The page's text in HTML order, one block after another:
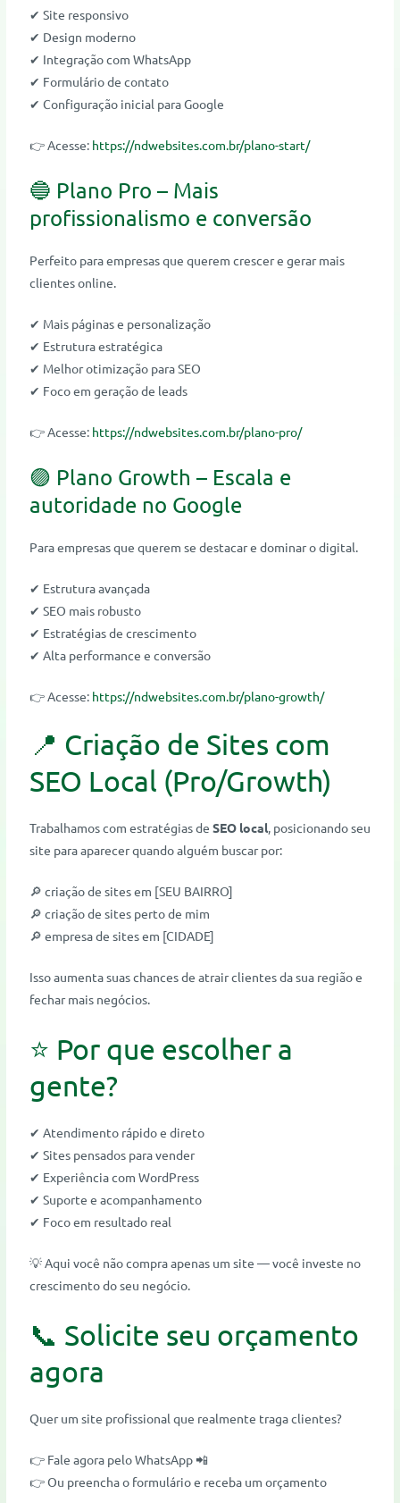
✔ Site responsivo
✔ Design moderno
✔ Integração com WhatsApp
✔ Formulário de contato
✔ Configuração inicial para Google
👉 Acesse: https://ndwebsites.com.br/plano-start/
🔵 Plano Pro – Mais
profissionalismo e conversão
Perfeito para empresas que querem crescer e gerar mais
clientes online.
✔ Mais páginas e personalização
✔ Estrutura estratégica
✔ Melhor otimização para SEO
✔ Foco em geração de leads
👉 Acesse: https://ndwebsites.com.br/plano-pro/
🟣 Plano Growth – Escala e
autoridade no Google
Para empresas que querem se destacar e dominar o digital.
✔ Estrutura avançada
✔ SEO mais robusto
✔ Estratégias de crescimento
✔ Alta performance e conversão
👉 Acesse: https://ndwebsites.com.br/plano-growth/
📍 Criação de Sites com
SEO Local (Pro/Growth)
Trabalhamos com estratégias de SEO local, posicionando seu
site para aparecer quando alguém buscar por:
🔎 criação de sites em [SEU BAIRRO]
🔎 criação de sites perto de mim
🔎 empresa de sites em [CIDADE]
Isso aumenta suas chances de atrair clientes da sua região e
fechar mais negócios.
⭐ Por que escolher a
gente?
✔ Atendimento rápido e direto
✔ Sites pensados para vender
✔ Experiência com WordPress
✔ Suporte e acompanhamento
✔ Foco em resultado real
💡 Aqui você não compra apenas um site — você investe no
crescimento do seu negócio.
📞 Solicite seu orçamento
agora
Quer um site profissional que realmente traga clientes?
👉 Fale agora pelo WhatsApp 📲
👉 Ou preencha o formulário e receba um orçamento